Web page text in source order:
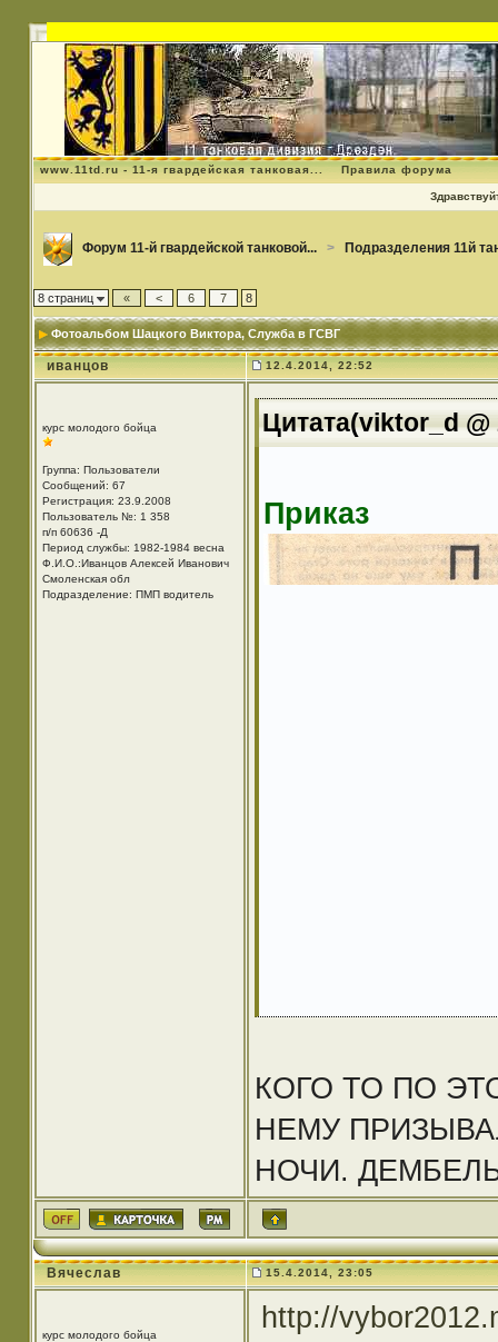
www.11td.ru - 11-я гвардейская танковая... Правила форума
Форум 11-й гвардейской танковой... > Подразделения 11й
8 страниц « < 6 7 8
Фотоальбом Шацкого Виктора, Служба в ГСВГ
иванцов 12.4.2014, 22:52
курс молодого бойца
Группа: Пользователи
Сообщений: 67
Регистрация: 23.9.2008
Пользователь №: 1 358
п/п 60636 -Д
Период службы: 1982-1984 весна
Ф.И.О.:Иванцов Алексей Иванович
Смоленская обл
Подразделение: ПМП водитель
Цитата(viktor_d
Приказ
КОГО ТО ПО
НЕМУ
НОЧИ.
Вячеслав 15.4.2014, 23:05
курс молодого бойца
http://